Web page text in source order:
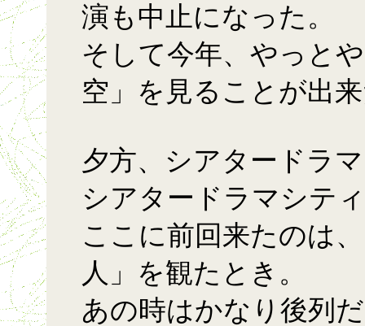
演も中止になった。
そして今年、やっと
空」を見ることが出
夕方、シアタードラ
シアタードラマシテ
ここに前回来たのは
人」を観たとき。
あの時はかなり後列